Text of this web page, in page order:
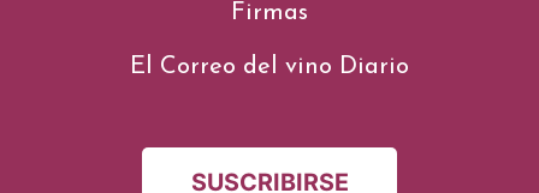
Firmas
El Correo del vino Diario
SUSCRIBIRSE